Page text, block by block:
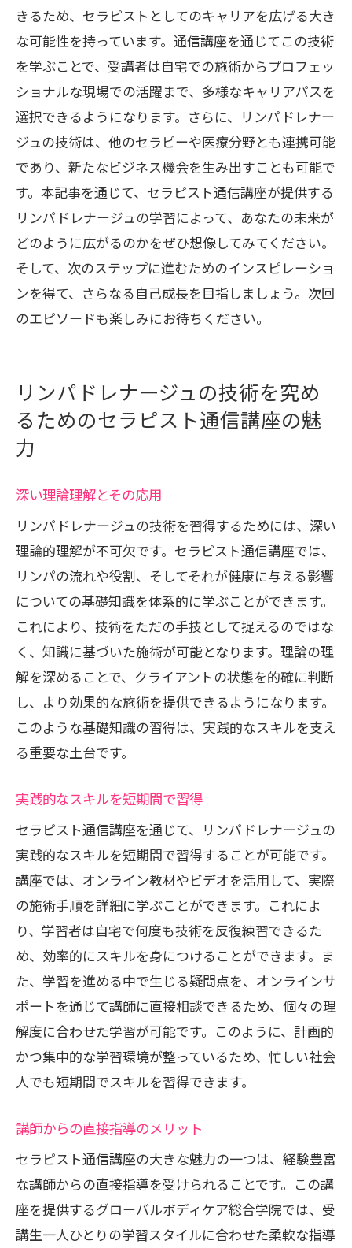
きるため、セラピストとしてのキャリアを広げる大き
な可能性を持っています。通信講座を通じてこの技術
を学ぶことで、受講者は自宅での施術からプロフェッ
ショナルな現場での活躍まで、多様なキャリアパスを
選択できるようになります。さらに、リンパドレナー
ジュの技術は、他のセラピーや医療分野とも連携可能
であり、新たなビジネス機会を生み出すことも可能で
す。本記事を通じて、セラピスト通信講座が提供する
リンパドレナージュの学習によって、あなたの未来が
どのように広がるのかをぜひ想像してみてください。
そして、次のステップに進むためのインスピレーショ
ンを得て、さらなる自己成長を目指しましょう。次回
のエピソードも楽しみにお待ちください。
リンパドレナージュの技術を究め
るためのセラピスト通信講座の魅
力
深い理論理解とその応用
リンパドレナージュの技術を習得するためには、深い
理論的理解が不可欠です。セラピスト通信講座では、
リンパの流れや役割、そしてそれが健康に与える影響
についての基礎知識を体系的に学ぶことができます。
これにより、技術をただの手技として捉えるのではな
く、知識に基づいた施術が可能となります。理論の理
解を深めることで、クライアントの状態を的確に判断
し、より効果的な施術を提供できるようになります。
このような基礎知識の習得は、実践的なスキルを支え
る重要な土台です。
実践的なスキルを短期間で習得
セラピスト通信講座を通じて、リンパドレナージュの
実践的なスキルを短期間で習得することが可能です。
講座では、オンライン教材やビデオを活用して、実際
の施術手順を詳細に学ぶことができます。これによ
り、学習者は自宅で何度も技術を反復練習できるた
め、効率的にスキルを身につけることができます。ま
た、学習を進める中で生じる疑問点を、オンラインサ
ポートを通じて講師に直接相談できるため、個々の理
解度に合わせた学習が可能です。このように、計画的
かつ集中的な学習環境が整っているため、忙しい社会
人でも短期間でスキルを習得できます。
講師からの直接指導のメリット
セラピスト通信講座の大きな魅力の一つは、経験豊富
な講師からの直接指導を受けられることです。この講
座を提供するグローバルボディケア総合学院では、受
講生一人ひとりの学習スタイルに合わせた柔軟な指導